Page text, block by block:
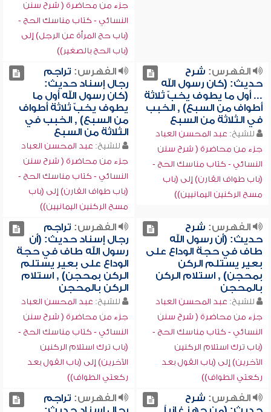
جزء من محاضرة ( شرح سنن
النسائي - كتاب مناسك الحج -
(باب حج المرأة عن الرجل) إلى
(باب الحج بالصغير))
الفهرس: شرح
حديث: (كان رسول الله
... أول ما يطوف يخبّ ثلاثة
أطواف من السبع) , الخبب
في الثلاثة من السبع
للشيخ: عبد المحسن العباد
جزء من محاضرة ( شرح سنن
النسائي - كتاب مناسك الحج -
(باب طواف القارن) إلى (باب
مسح الركنين اليمانيين))
الفهرس: تراجم
رجال إسناد حديث:
(كان رسول الله أول ما
يطوف يخبّ ثلاثة أطواف
من السبع) , الخبب في
الثلاثة من السبع
للشيخ: عبد المحسن العباد
جزء من محاضرة ( شرح سنن
النسائي - كتاب مناسك الحج -
(باب طواف القارن) إلى (باب
مسح الركنين اليمانيين))
الفهرس: شرح
حديث: (أن رسول الله
طاف في حجة الوداع على
بعير يستلم الركن
بمحجن) , استلام الركن
بالمحجن
للشيخ: عبد المحسن العباد
جزء من محاضرة ( شرح سنن
النسائي - كتاب مناسك الحج -
(باب ترك استلام الركنين
الآخرين) إلى (باب القول بعد
ركعتي الطواف))
الفهرس: تراجم
رجال إسناد حديث: (أن
رسول الله طاف في حجة
الوداع على بعير يستلم
الركن بمحجن) , استلام
الركن بالمحجن
للشيخ: عبد المحسن العباد
جزء من محاضرة ( شرح سنن
النسائي - كتاب مناسك الحج -
(باب ترك استلام الركنين
الآخرين) إلى (باب القول بعد
ركعتي الطواف))
الفهرس: شرح
الفهرس: تراجم